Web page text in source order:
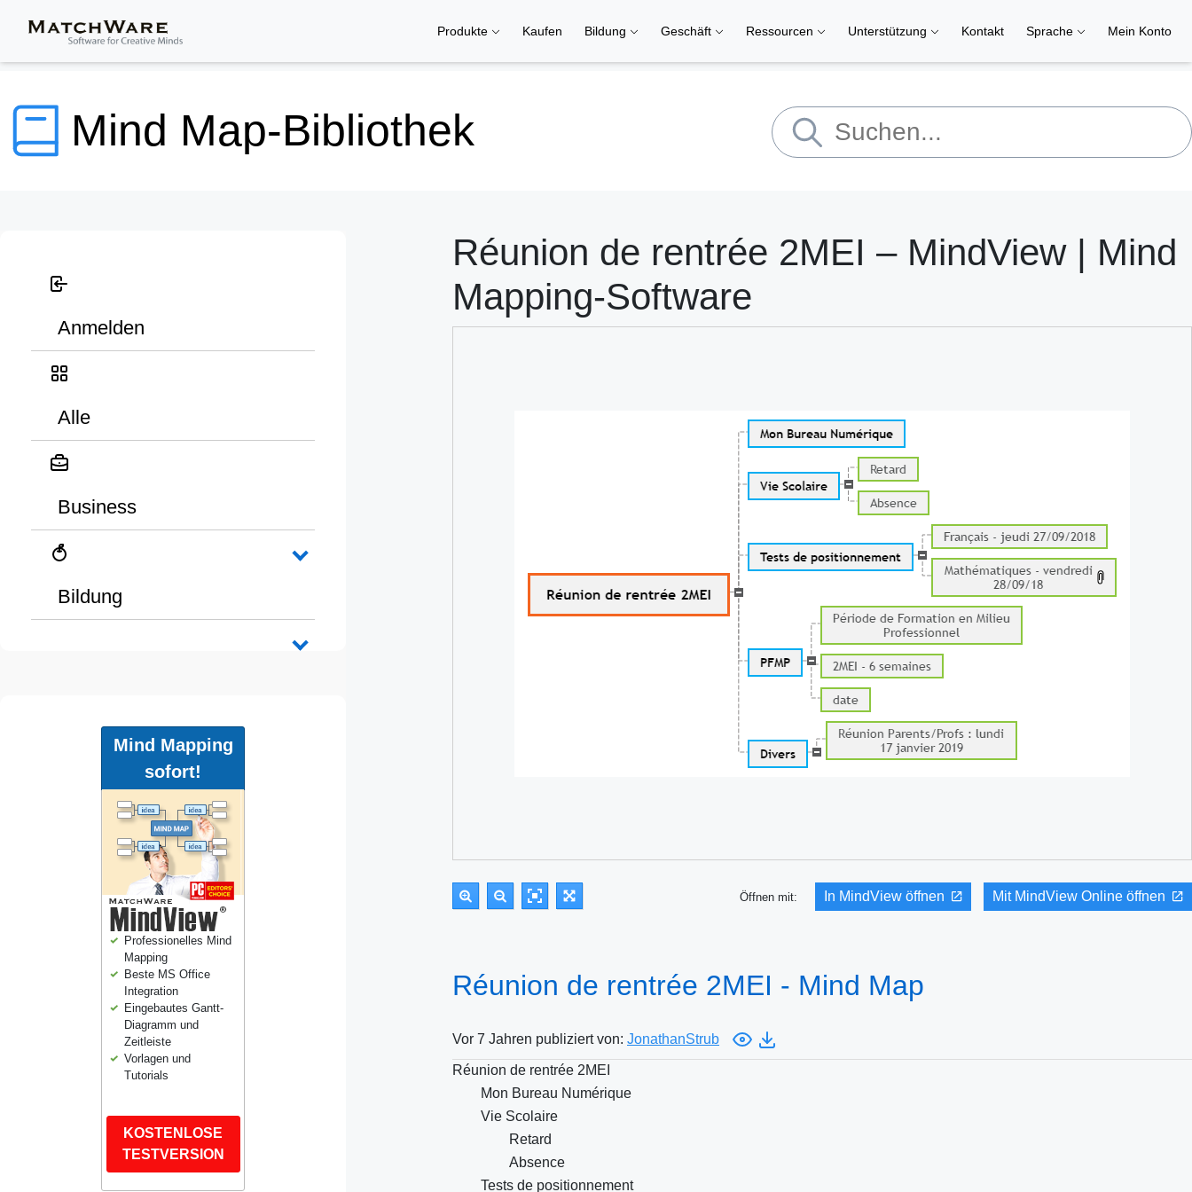
Produkte Kaufen Bildung Geschäft Ressourcen Unterstützung Kontakt Sprache Mein Konto
Mind Map-Bibliothek
Anmelden
Alle
Business
Bildung
Mind Mapping
sofort!
Professionelles Mind
Mapping
Beste MS Office
Integration
Eingebautes Gantt-
Diagramm und
Zeitleiste
Vorlagen und
Tutorials
KOSTENLOSE
TESTVERSION
Réunion de rentrée 2MEI – MindView | Mind
Mapping-Software
Öffnen mit: In MindView öffnen Mit MindView Online öffnen
Réunion de rentrée 2MEI - Mind Map
Vor 7 Jahren publiziert von: JonathanStrub
Réunion de rentrée 2MEI
Mon Bureau Numérique
Vie Scolaire
Retard
Absence
Tests de positionnement